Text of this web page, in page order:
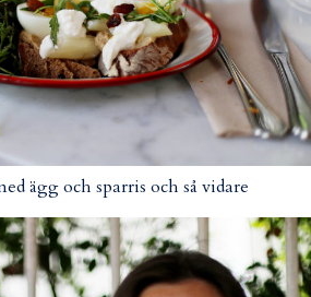
ägg och sparris och så vidare